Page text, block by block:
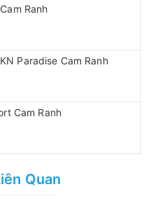
Ranh
Paradise Cam Ranh
Cam Ranh
Quan